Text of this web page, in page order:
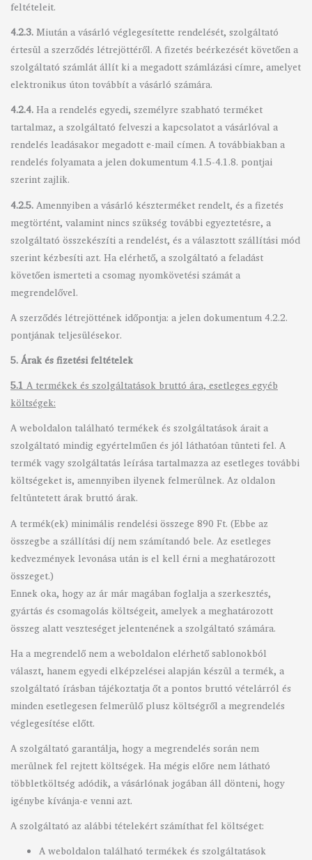
feltételeit.
4.2.3.Miután a vásárló véglegesítette rendelését, szolgáltató
értesül a szerződés létrejöttéről. A fizetés beérkezését követően a
szolgáltató számlát állít ki a megadott számlázási címre, amelyet
elektronikus úton továbbít a vásárló számára.
4.2.4.Ha a rendelés egyedi, személyre szabható terméket
tartalmaz, a szolgáltató felveszi a kapcsolatot a vásárlóval a
rendelés leadásakor megadott e-mail címen. A továbbiakban a
rendelés folyamata a jelen dokumentum 4.1.5-4.1.8. pontjai
szerint zajlik.
4.2.5.Amennyiben a vásárló készterméket rendelt, és a fizetés
megtörtént, valamint nincs szükség további egyeztetésre, a
szolgáltató összekészíti a rendelést, és a választott szállítási mód
szerint kézbesíti azt. Ha elérhető, a szolgáltató a feladást
követően ismerteti a csomag nyomkövetési számát a
megrendelővel.
A szerződés létrejöttének időpontja: a jelen dokumentum 4.2.2.
pontjának teljesülésekor.
5. Árak és fizetési feltételek
5.1 A termékek és szolgáltatások bruttó ára, esetleges egyéb
költségek:
A weboldalon található termékek és szolgáltatások árait a
szolgáltató mindig egyértelműen és jól láthatóan tünteti fel. A
termék vagy szolgáltatás leírása tartalmazza az esetleges további
költségeket is, amennyiben ilyenek felmerülnek. Az oldalon
feltüntetett árak bruttó árak.
A termék(ek) minimális rendelési összege 890 Ft. (Ebbe az
összegbe a szállítási díj nem számítandó bele. Az esetleges
kedvezmények levonása után is el kell érni a meghatározott
összeget.)
Ennek oka, hogy az ár már magában foglalja a szerkesztés,
gyártás és csomagolás költségeit, amelyek a meghatározott
összeg alatt veszteséget jelentenének a szolgáltató számára.
Ha a megrendelő nem a weboldalon elérhető sablonokból
választ, hanem egyedi elképzelései alapján készül a termék, a
szolgáltató írásban tájékoztatja őt a pontos bruttó vételárról és
minden esetlegesen felmerülő plusz költségről a megrendelés
véglegesítése előtt.
A szolgáltató garantálja, hogy a megrendelés során nem
merülnek fel rejtett költségek. Ha mégis előre nem látható
többletköltség adódik, a vásárlónak jogában áll dönteni, hogy
igénybe kívánja-e venni azt.
A szolgáltató az alábbi tételekért számíthat fel költséget:
A weboldalon található termékek és szolgáltatások